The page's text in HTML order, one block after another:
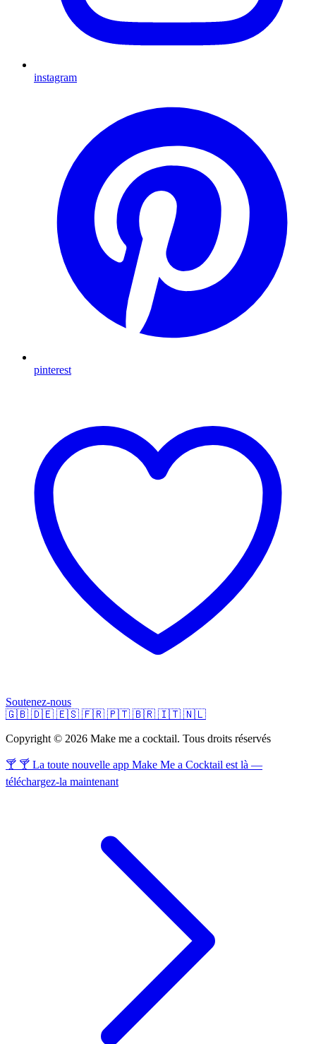
instagram
pinterest
Soutenez-nous
🇬🇧 🇩🇪 🇪🇸 🇫🇷 🇵🇹 🇧🇷 🇮🇹 🇳🇱
Copyright © 2026 Make me a cocktail. Tous droits réservés
🍸 🍸 La toute nouvelle app Make Me a Cocktail est là —
téléchargez-la maintenant